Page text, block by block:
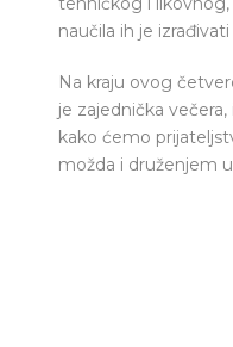
naučila ih je
Na kraju ovog
je zajednička
kako ćemo
možda i druženjem